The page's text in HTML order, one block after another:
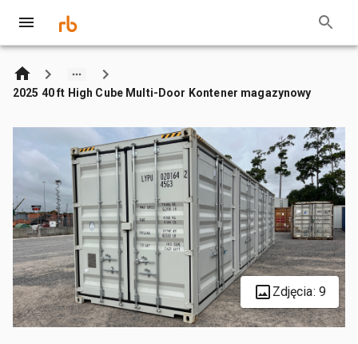
2025 40 ft High Cube Multi-Door Kontener magazynowy
Zdjęcia: 9